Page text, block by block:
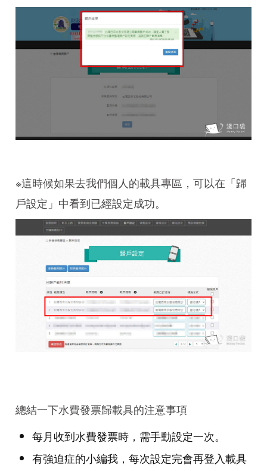
※這時候如果去我們個人的載具專區，可以在「歸
戶設定」中看到已經設定成功。
總結一下水費發票歸載具的注意事項
每月收到水費發票時，需手動設定一次。
有強迫症的小編我，每次設定完會再登入載具